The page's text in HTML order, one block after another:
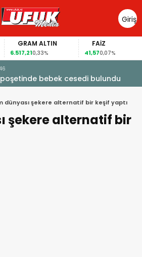
Giriş
Yap
GRAM ALTIN
6.517,210,33%
FAİZ
41,570,07%
bebek cesedi bulundu
dünyası şekere alternatif bir keşif yaptı
şekere alternatif bir